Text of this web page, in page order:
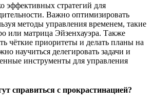
эффективных стратегий для
Важно оптимизировать
методы управления временем, такие
или матрица Эйзенхауэра. Также
чёткие приоритеты и делать планы на
научиться делегировать задачи и
инструменты для управления
справиться с прокрастинацией?